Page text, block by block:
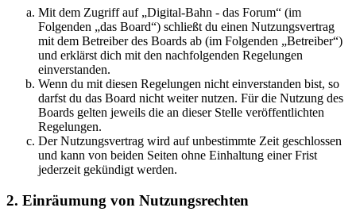
Mit dem Zugriff auf „Digital-Bahn - das Forum“ (im
Folgenden „das Board“) schließt du einen Nutzungsvertrag
mit dem Betreiber des Boards ab (im Folgenden „Betreiber“)
und erklärst dich mit den nachfolgenden Regelungen
einverstanden.
Wenn du mit diesen Regelungen nicht einverstanden bist, so
darfst du das Board nicht weiter nutzen. Für die Nutzung des
Boards gelten jeweils die an dieser Stelle veröffentlichten
Regelungen.
Der Nutzungsvertrag wird auf unbestimmte Zeit geschlossen
und kann von beiden Seiten ohne Einhaltung einer Frist
jederzeit gekündigt werden.
2. Einräumung von Nutzungsrechten